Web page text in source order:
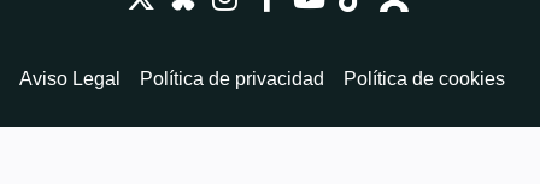
Aviso Legal Política de privacidad Política de cookies